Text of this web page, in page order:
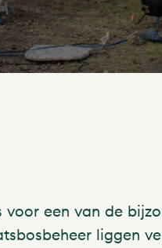
een van de
liggen